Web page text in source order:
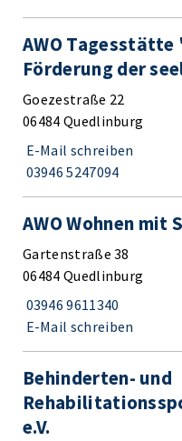
AWO
Förderung der
Goezestraße 22
06484 Quedlinburg
E-Mail schreiben
03946 5247094
AWO Wohnen mit
Gartenstraße 38
06484 Quedlinburg
03946 9611340
E-Mail schreiben
Behinderten- und
e.V.